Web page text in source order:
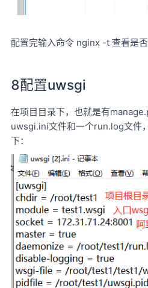
配置完输入命令 nginx -t 查看是
8配置uwsgi
在项目目录下，也就是有
uwsgi.ini文件和一个run.log文件
下：